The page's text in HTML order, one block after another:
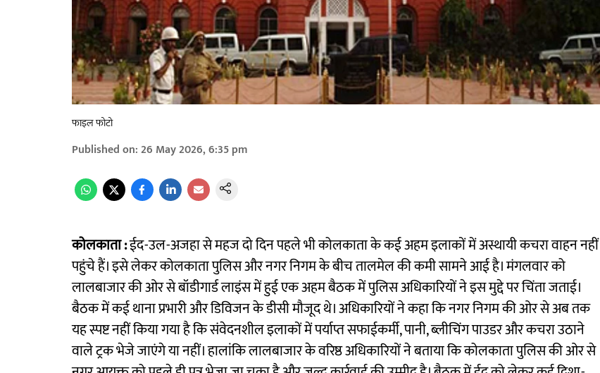
फाइल फोटो
Published on:26 May 2026, 6:35 pm
कोलकाता :ईद-उल-अजहा से महज दो दिन पहले भी कोलकाता के कई अहम इलाकों में अस्थायी कचरा वाहन नहीं
पहुंचे हैं। इसे लेकर कोलकाता पुलिस और नगर निगम के बीच तालमेल की कमी सामने आई है। मंगलवार को
लालबाजार की ओर से बॉडीगार्ड लाइंस में हुई एक अहम बैठक में पुलिस अधिकारियों ने इस मुद्दे पर चिंता जताई।
बैठक में कई थाना प्रभारी और डिविजन के डीसी मौजूद थे। अधिकारियों ने कहा कि नगर निगम की ओर से अब तक
यह स्पष्ट नहीं किया गया है कि संवेदनशील इलाकों में पर्याप्त सफाईकर्मी, पानी, ब्लीचिंग पाउडर और कचरा उठाने
वाले ट्रक भेजे जाएंगे या नहीं। हालांकि लालबाजार के वरिष्ठ अधिकारियों ने बताया कि कोलकाता पुलिस की ओर से